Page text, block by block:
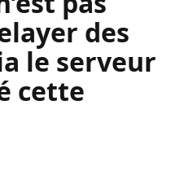
des
le serveur
cette